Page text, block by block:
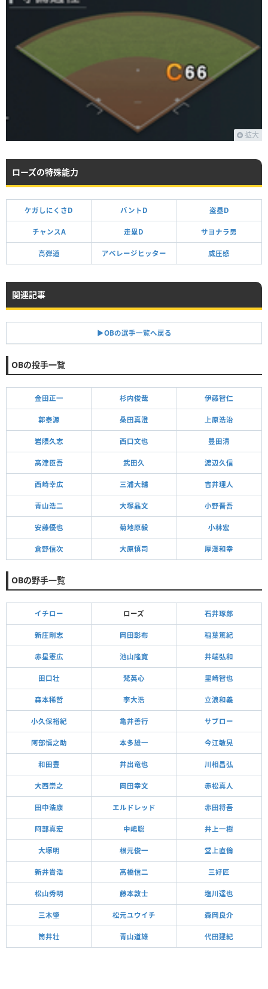
拡大
ローズの特殊能力
ケガしにくさD バントD 盗塁D
チャンスA 走塁D サヨナラ男
高弾道 アベレージヒッター 威圧感
関連記事
▶︎OBの選手一覧へ戻る
OBの投手一覧
金田正一 杉内俊哉 伊藤智仁
郭泰源 桑田真澄 上原浩治
岩隈久志 西口文也 豊田清
高津臣吾 武田久 渡辺久信
西崎幸広 三浦大輔 吉井理人
青山浩二 大塚晶文 小野晋吾
安藤優也 菊地原毅 小林宏
倉野信次 大原慎司 厚澤和幸
OBの野手一覧
イチロー ローズ 石井琢郎
新庄剛志 岡田彰布 稲葉篤紀
赤星憲広 池山隆寛 井端弘和
田口壮 梵英心 里崎智也
森本稀哲 李大浩 立浪和義
小久保裕紀 亀井善行 サブロー
阿部慎之助 本多雄一 今江敏晃
和田豊 井出竜也 川相昌弘
大西崇之 岡田幸文 赤松真人
田中浩康 エルドレッド 赤田将吾
阿部真宏 中嶋聡 井上一樹
大塚明 根元俊一 堂上直倫
新井貴浩 高橋信二 三好匠
松山秀明 藤本敦士 塩川達也
三木肇 松元ユウイチ 森岡良介
筒井壮 青山道雄 代田建紀